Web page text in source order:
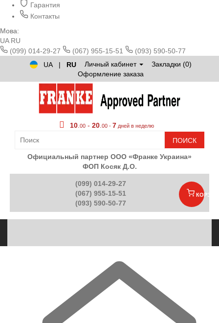
Гарантия
Контакты
Мова:
UA RU
(099) 014-29-27
(067) 955-15-51
(093) 590-50-77
UA
| RU Личный кабинет
Закладки (0)
Оформление заказа
10 00 - 20 00 - 7 дней в неделю
ПОИСК
Официальный партнер ООО «Франке Украина»
ФОП Косяк Д.О.
(099) 014-29-27
(067) 955-15-51
(093) 590-50-77